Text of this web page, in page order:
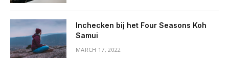
Inchecken bij het Four Seasons Koh
Samui
MARCH 17, 2022